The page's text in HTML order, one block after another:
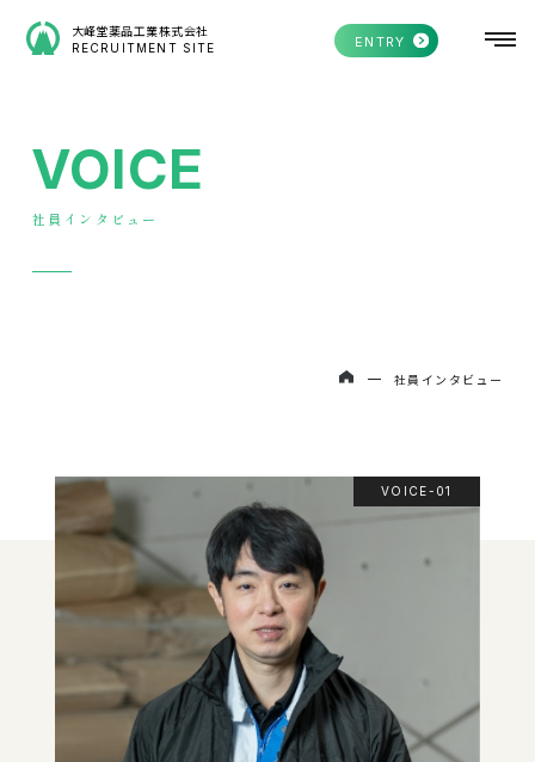
大峰堂薬品工業株式会社
RECRUITMENT SITE
VOICE
社員インタビュー
社員インタビュー
VOICE-01
ENTRY